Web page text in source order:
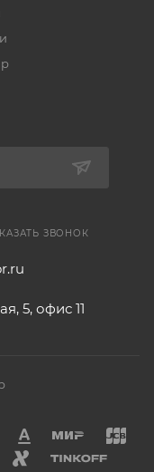
ЗВОНОК
5, офис 11